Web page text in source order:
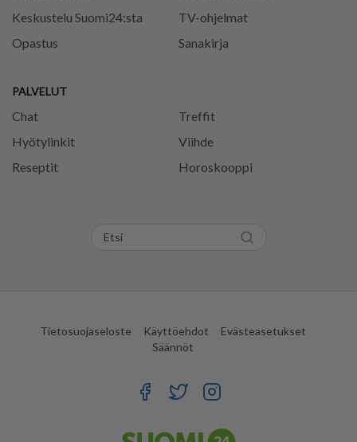
Keskustelu Suomi24:sta
Opastus
PALVELUT
Chat
Treffit
Hyötylinkit
Viihde
Reseptit
Horoskooppi
TV-ohjelmat
Sanakirja
Tietosuojaseloste Käyttöehdot
Evästeasetukset
Säännöt